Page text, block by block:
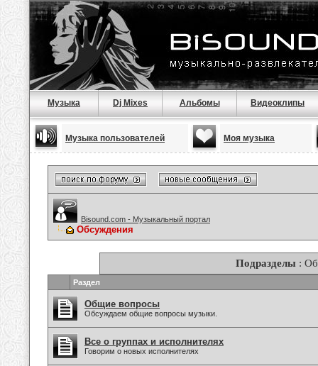
Музыка Dj Mixes Альбомы Видеоклипы
Музыка пользователей Моя музыка
Bisound.com - Музыкальный портал
Обсуждения
Подразделы :
Раздел
Общие вопросы
Обсуждаем общие вопросы музыки.
Все о группах и исполнителях
Говорим о новых исполнителях